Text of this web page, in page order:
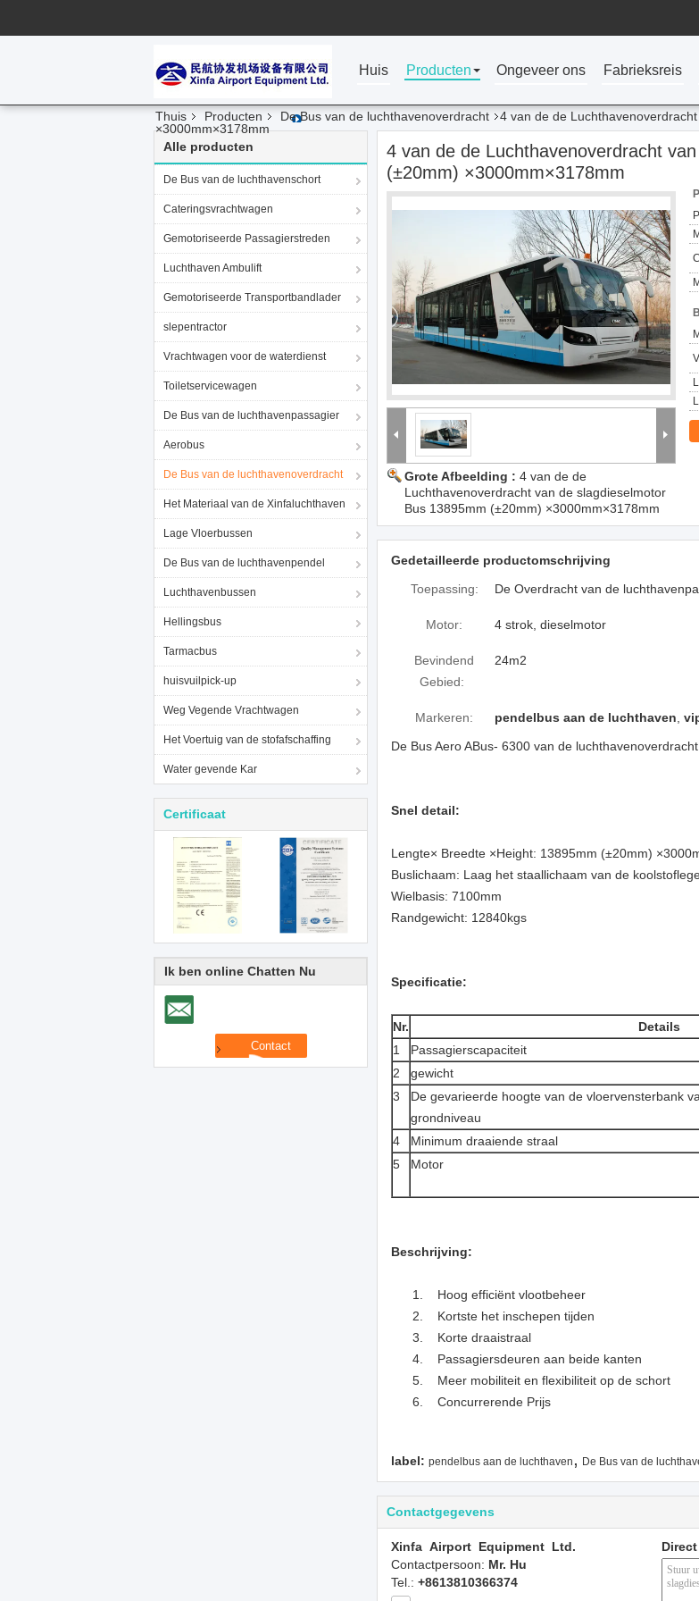
Huis Producten Ongeveer ons Fabrieksreis
Thuis Producten De Bus van de luchthavenoverdracht
4 van de de
×3000mm×3178mm
Alle producten
De Bus van de luchthavenschort
Cateringsvrachtwagen
Gemotoriseerde Passagierstreden
Luchthaven Ambulift
Gemotoriseerde Transportbandlader
slepentractor
Vrachtwagen voor de waterdienst
Toiletservicewagen
De Bus van de luchthavenpassagier
Aerobus
De Bus van de luchthavenoverdracht
Het Materiaal van de Xinfaluchthaven
Lage Vloerbussen
De Bus van de luchthavenpendel
Luchthavenbussen
Hellingsbus
Tarmacbus
huisvuilpick-up
Weg Vegende Vrachtwagen
Het Voertuig van de stofafschaffing
Water gevende Kar
Certificaat
Ik ben online Chatten Nu
4 van de de Luchthavenoverdracht
(±20mm) ×3000mm×3178mm
Grote Afbeelding : 4 van de de
Luchthavenoverdracht van de slagdieselmotor
Bus 13895mm (±20mm) ×3000mm×3178mm
Gedetailleerde productomschrijving
Toepassing:
De Overdracht van de
Motor: 4 strok, dieselmotor
Bevindend
Gebied:
24m2
Markeren: pendelbus aan de luchthaven
De Bus Aero ABus- 6300 van de
Snel detail:
Lengte× Breedte ×Height: 13895mm (±20mm)
Buslichaam: Laag het staallichaam van de
Wielbasis: 7100mm
Randgewicht: 12840kgs
Specificatie:
Nr. Details
1
Passagierscapaciteit
2
gewicht
3
De gevarieerde hoogte van de vloervensterbank
grondniveau
4 Minimum draaiende straal
5
Motor
Beschrijving:
1. Hoog efficiënt vlootbeheer
2. Kortste het inschepen tijden
3. Korte draaistraal
4. Passagiersdeuren aan beide kanten
5. Meer mobiliteit en flexibiliteit op de schort
6. Concurrerende Prijs
label: pendelbus aan de luchthaven , De Bus van de
Contactgegevens
Xinfa Airport Equipment Ltd.
Contactpersoon: Mr. Hu
Tel.: +8613810366374